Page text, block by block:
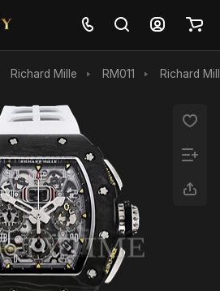
Richard Mille RM011 Richard